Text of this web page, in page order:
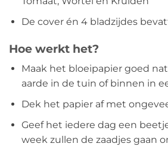
De cover én 4 bladzijdes
Hoe werkt het?
Maak het bloeipapier goed
aarde in de tuin of binnen in
Dek het papier af met
Geef het iedere dag een
week zullen de zaadjes gaan